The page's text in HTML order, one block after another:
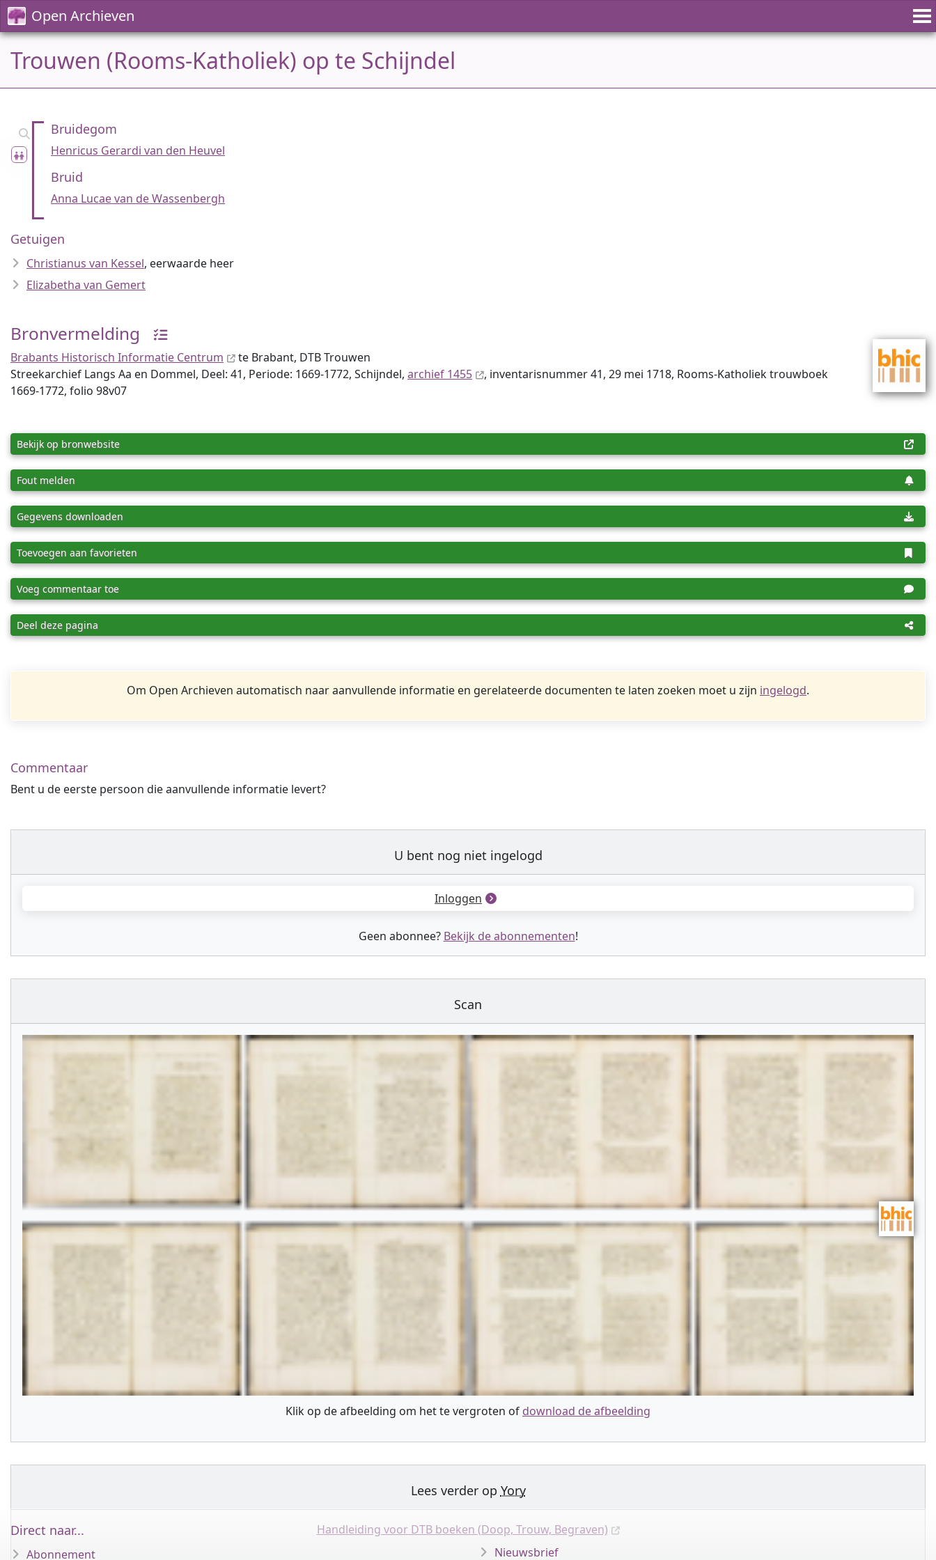
Open Archieven
Trouwen (Rooms-Katholiek) op te Schijndel
Bruidegom
Henricus Gerardi van den Heuvel
Bruid
Anna Lucae van de Wassenbergh
Getuigen
Christianus van Kessel, eerwaarde heer
Elizabetha van Gemert
Bronvermelding
Brabants Historisch Informatie Centrum
te Brabant, DTB Trouwen
Streekarchief Langs Aa en Dommel, Deel: 41, Periode: 1669-1772, Schijndel, archief 1455
, inventaris­num­mer 41, 29 mei 1718, Rooms-Katholiek trouwboek
1669-1772, folio 98v07
Bekijk op bronwebsite
Fout melden
Gegevens downloaden
Toevoegen aan favorieten
Voeg commentaar toe
Deel deze pagina
Om Open Archieven automatisch naar aanvullende informatie en gerelateerde documenten te laten zoeken moet u zijn ingelogd.
Commentaar
Bent u de eerste persoon die aanvullende informatie levert?
U bent nog niet ingelogd
Inloggen
Geen abonnee? Bekijk de abonnementen!
Scan
Klik op de afbeelding om het te vergroten of download de afbeelding
Lees verder op Yory
Handleiding voor DTB boeken (Doop, Trouw, Begraven)
Direct naar...
Abonnement Nieuwsbrief